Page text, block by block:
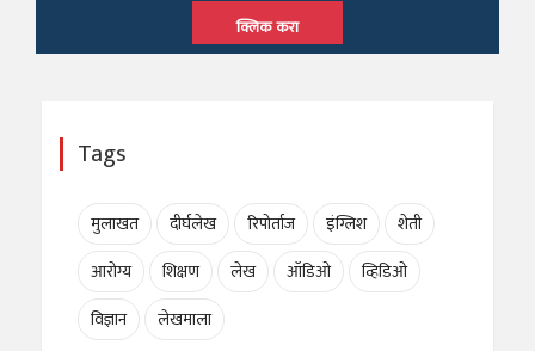
क्लिक करा
Tags
मुलाखत दीर्घलेख रिपोर्ताज इंग्लिश
शेती
आरोग्य
शिक्षण लेख ऑडिओ
व्हिडिओ
विज्ञान
लेखमाला